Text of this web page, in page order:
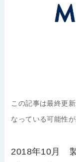
この記事は最終更
なっている可能性が
2018年10月